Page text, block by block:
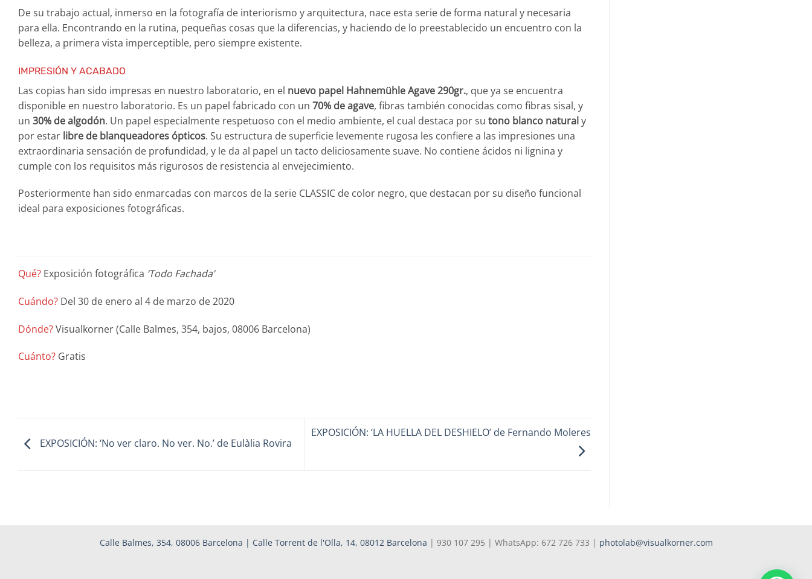
De su trabajo actual, inmerso en la fotografía de interiorismo y arquitectura, nace esta serie de forma natural y necesaria
para ella. Encontrando en la rutina, pequeñas cosas que la diferencias, y haciendo de lo preestablecido un encuentro con la
belleza, a primera vista imperceptible, pero siempre existente.
IMPRESIÓN Y ACABADO
Las copias han sido impresas en nuestro laboratorio, en el nuevo papel Hahnemühle Agave 290gr., que ya se encuentra
disponible en nuestro laboratorio. Es un papel fabricado con un 70% de agave, fibras también conocidas como fibras sisal, y
un 30% de algodón. Un papel especialmente respetuoso con el medio ambiente, el cual destaca por su tono blanco naturaly
por estar libre de blanqueadores ópticos. Su estructura de superficie levemente rugosa les confiere a las impresiones una
extraordinaria sensación de profundidad, y le da al papel un tacto deliciosamente suave. No contiene ácidos ni lignina y
cumple con los requisitos más rigurosos de resistencia al envejecimiento.
Posteriormente han sido enmarcadas con marcos de la serie CLASSIC de color negro, que destacan por su diseño funcional
ideal para exposiciones fotográficas.
Qué? Exposición fotográfica ‘Todo Fachada’
Cuándo? Del 30 de enero al 4 de marzo de 2020
Dónde?Visualkorner (Calle Balmes, 354, bajos, 08006 Barcelona)
Cuánto? Gratis
EXPOSICIÓN: ‘No ver claro. No ver. No.’ de Eulàlia Rovira
EXPOSICIÓN: ‘LA HUELLA DEL DESHIELO’ de Fernando Moleres
Calle Balmes, 354, 08006 Barcelona | Calle Torrent de l'Olla, 14, 08012 Barcelona | 930 107 295 | WhatsApp: 672 726 733 | photolab@visualkorner.com